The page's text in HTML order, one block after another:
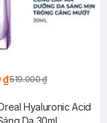
₫519.000 ₫
Hyaluronic Acid
Da 30ml